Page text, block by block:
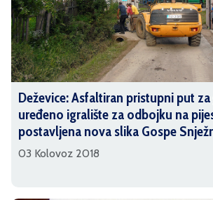
Deževice: Asfaltiran pristupni put
uređeno igralište za odbojku na
postavljena nova slika Gospe
03 Kolovoz 2018